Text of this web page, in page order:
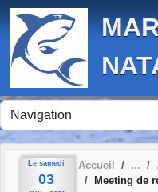
Le samedi
03
Accueil
Meeting de
Panneau de gestion des